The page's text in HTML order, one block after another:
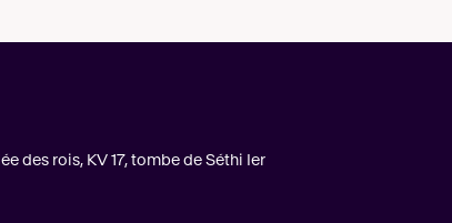
des rois, KV 17, tombe de Séthi Ier